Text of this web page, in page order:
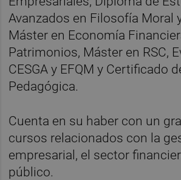
Avanzados en Filosofía Moral
Máster en Economía
Patrimonios, Máster en RSC,
CESGA y EFQM y Certificado
Pedagógica.
Cuenta en su haber con un
cursos relacionados con la
empresarial, el sector
público.